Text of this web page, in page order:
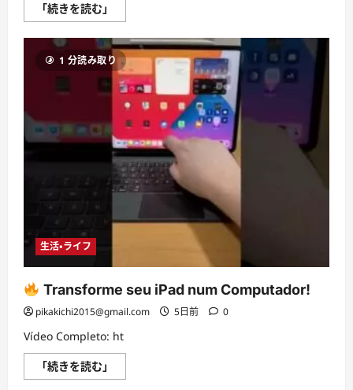
「続きを読む」
الويندوز
في
دقيقة
に
つ
い
て
ら
に
読
む
1 分読み取り
生活・ライフ
Transforme seu iPad num Computador!
pikakichi2015@gmail.com 5日前 0
Vídeo Completo: ht
「続きを読む」
Transforme